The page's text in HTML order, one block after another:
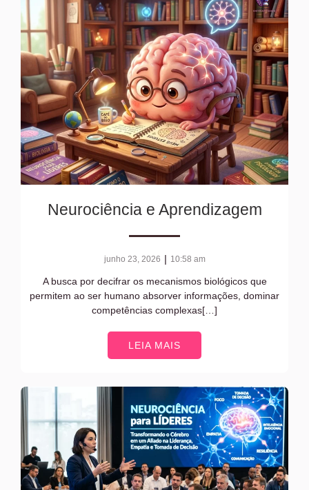
Neurociência e Aprendizagem
junho 23, 2026 | 10:58 am
A busca por decifrar os mecanismos biológicos que
permitem ao ser humano absorver informações, dominar
competências complexas[…]
LEIA MAIS